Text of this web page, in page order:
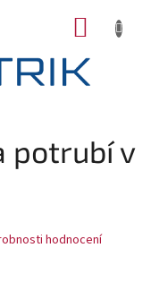
potrubí v
hodnocení